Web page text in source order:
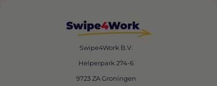
Swipe4Work B.V.
Helperpark 274-6
9723 ZA Groningen